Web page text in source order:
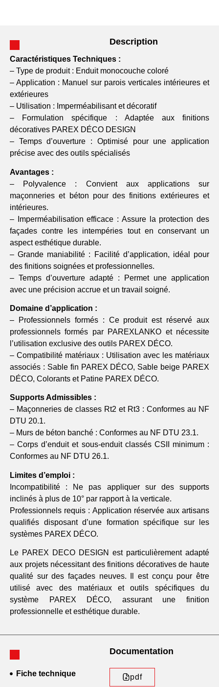
Description
Caractéristiques Techniques :
– Type de produit : Enduit monocouche coloré
– Application : Manuel sur parois verticales intérieures et
extérieures
– Utilisation : Imperméabilisant et décoratif
– Formulation spécifique : Adaptée aux finitions
décoratives PAREX DÉCO DESIGN
– Temps d’ouverture : Optimisé pour une application
précise avec des outils spécialisés
Avantages :
– Polyvalence : Convient aux applications sur
maçonneries et béton pour des finitions extérieures et
intérieures.
– Imperméabilisation efficace : Assure la protection des
façades contre les intempéries tout en conservant un
aspect esthétique durable.
– Grande maniabilité : Facilité d’application, idéal pour
des finitions soignées et professionnelles.
– Temps d’ouverture adapté : Permet une application
avec une précision accrue et un travail soigné.
Domaine d’application :
– Professionnels formés : Ce produit est réservé aux
professionnels formés par PAREXLANKO et nécessite
l’utilisation exclusive des outils PAREX DÉCO.
– Compatibilité matériaux : Utilisation avec les matériaux
associés : Sable fin PAREX DÉCO, Sable beige PAREX
DÉCO, Colorants et Patine PAREX DÉCO.
Supports Admissibles :
– Maçonneries de classes Rt2 et Rt3 : Conformes au NF
DTU 20.1.
– Murs de béton banché : Conformes au NF DTU 23.1.
– Corps d’enduit et sous-enduit classés CSII minimum :
Conformes au NF DTU 26.1.
Limites d’emploi :
Incompatibilité : Ne pas appliquer sur des supports
inclinés à plus de 10° par rapport à la verticale.
Professionnels requis : Application réservée aux artisans
qualifiés disposant d’une formation spécifique sur les
systèmes PAREX DÉCO.
Le PAREX DECO DESIGN est particulièrement adapté
aux projets nécessitant des finitions décoratives de haute
qualité sur des façades neuves. Il est conçu pour être
utilisé avec des matériaux et outils spécifiques du
système PAREX DÉCO, assurant une finition
professionnelle et esthétique durable.
Documentation
Fiche technique
pdf